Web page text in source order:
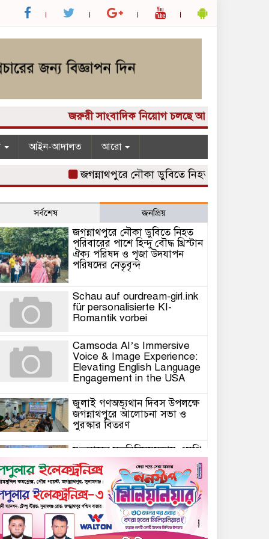
জরুরী সাংবাদিক নিয়োগ চলছে আপনার কাছে একটি
আইন-আদালত আরো
জগন্নাথপুরে নৌকা ডুবিতে নিহত পরিবারের পাশে
সর্বশেষ জনপ্রিয়
জগন্নাথপুরে নৌকা ডুবিতে নিহত
পরিবারের পাশে হিন্দু বৌদ্ধ খ্রিস্টান
ঐক্য পরিষদ ও পূজা উদযাপন
পরিষদের নেতৃবৃন্দ
Schau auf ourdream-girl.ink
für personalisierte KI-
Romantik vorbei
Camsoda AI’s Immersive
Voice & Image Experience:
Elevating English Language
Engagement in the USA
জুলাই গণঅভ্যূথান দিবস উপলক্ষে
জগন্নাথপুরে আলোচনা সভা ও
পুরস্কার বিতরণ
যুক্তরাজ্যে মতবিনিময়সভায় এমপি
কয়ছর এম আহমেদ: জগন্নাথপুর-
শান্তিগঞ্জ আর কখনো অবহেলিত
থাকবে না
Come l’AI in Conversazione
Golove Mantiene Risposte
Naturali e Rapide